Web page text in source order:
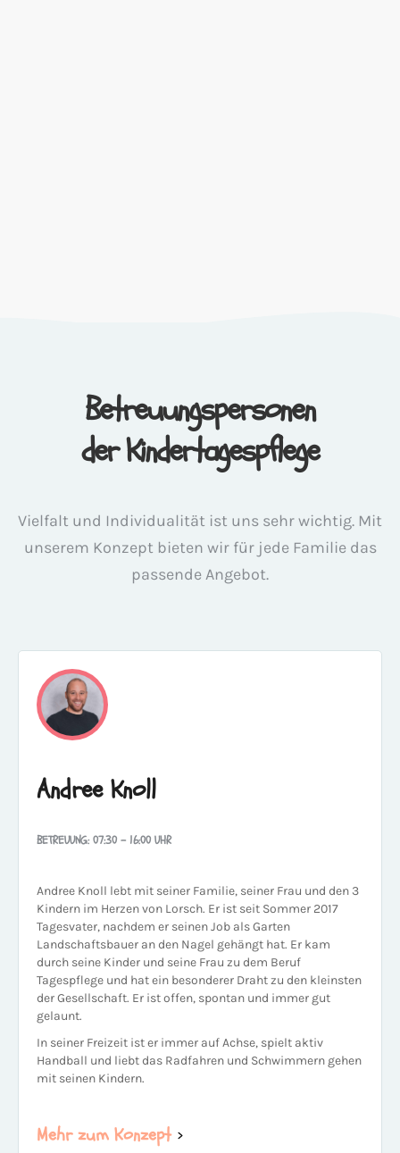
Betreuungspersonen
der Kindertagespflege
Vielfalt und Individualität ist uns sehr wichtig. Mit
unserem Konzept bieten wir für jede Familie das
passende Angebot.
Andree Knoll
BETREUUNG: 07:30 - 16:00 UHR
Andree Knoll lebt mit seiner Familie, seiner Frau und den 3
Kindern im Herzen von Lorsch. Er ist seit Sommer 2017
Tagesvater, nachdem er seinen Job als Garten
Landschaftsbauer an den Nagel gehängt hat. Er kam
durch seine Kinder und seine Frau zu dem Beruf
Tagespflege und hat ein besonderer Draht zu den kleinsten
der Gesellschaft. Er ist offen, spontan und immer gut
gelaunt.
In seiner Freizeit ist er immer auf Achse, spielt aktiv
Handball und liebt das Radfahren und Schwimmern gehen
mit seinen Kindern.
Mehr zum Konzept